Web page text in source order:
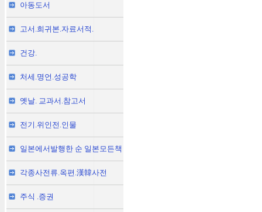
아동도서
고서.희귀본.자료서적.
건강.
처세.명언.성공학
옛날. 교과서.참고서
전기.위인전.인물
일본에서발행한 순 일본모든책
각종사전류.옥편.漢韓사전
주식 .증권